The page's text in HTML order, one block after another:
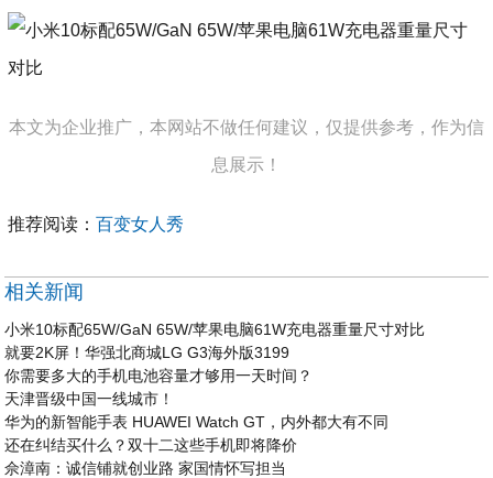
本文为企业推广，本网站不做任何建议，仅提供参考，作为信
息展示！
推荐阅读：百变女人秀
相关新闻
小米10标配65W/GaN 65W/苹果电脑61W充电器重量尺寸对比
就要2K屏！华强北商城LG G3海外版3199
你需要多大的手机电池容量才够用一天时间？
天津晋级中国一线城市！
华为的新智能手表 HUAWEI Watch GT，内外都大有不同
还在纠结买什么？双十二这些手机即将降价
佘漳南：诚信铺就创业路 家国情怀写担当